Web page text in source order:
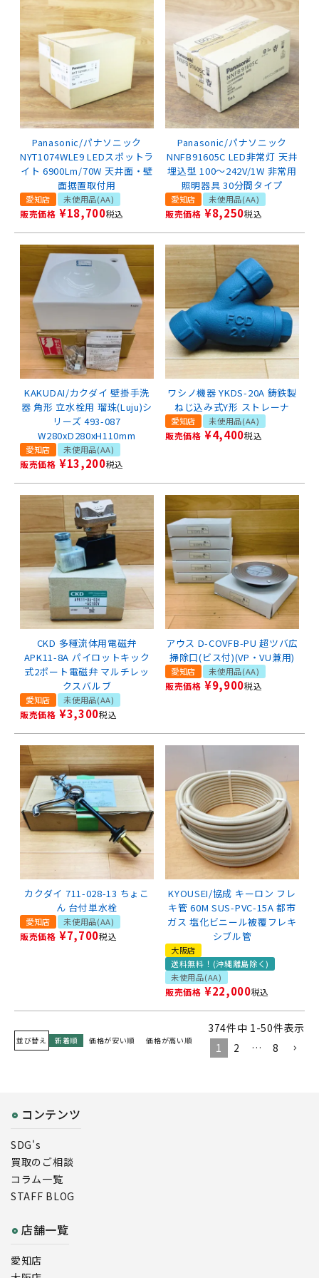
Panasonic/パナソニック
NYT1074WLE9 LEDスポットラ
イト 6900Lm/70W 天井面・壁
面据置取付用
愛知店 未使用品(AA)
販売価格 ¥18,700税込
Panasonic/パナソニック
NNFB91605C LED非常灯 天井
埋込型 100～242V/1W 非常用
照明器具 30分間タイプ
愛知店 未使用品(AA)
販売価格 ¥8,250税込
KAKUDAI/カクダイ 壁掛手洗
器 角形 立水栓用 瑠珠(Luju)シ
リーズ 493-087
W280xD280xH110mm
愛知店 未使用品(AA)
販売価格 ¥13,200税込
ワシノ機器 YKDS-20A 鋳鉄製
ねじ込み式Y形 ストレーナ
愛知店 未使用品(AA)
販売価格 ¥4,400税込
CKD 多種流体用電磁弁
APK11-8A パイロットキック
式2ポート電磁弁 マルチレッ
クスバルブ
愛知店 未使用品(AA)
販売価格 ¥3,300税込
アウス D-COVFB-PU 超ツバ広
掃除口(ビス付)(VP・VU兼用)
愛知店 未使用品(AA)
販売価格 ¥9,900税込
カクダイ 711-028-13 ちょこ
ん 台付単水栓
愛知店 未使用品(AA)
販売価格 ¥7,700税込
KYOUSEI/協成 キーロン フレ
キ管 60M SUS-PVC-15A 都市
ガス 塩化ビニール被覆フレキ
シブル管
大阪店
送料無料！(沖縄離島除く)
未使用品(AA)
販売価格 ¥22,000税込
並び替え 新着順 価格が安い順 価格が高い順
374件中 1 -50件表示
1
2 … 8
コンテンツ
SDG's
買取のご相談
コラム一覧
STAFF BLOG
店舗一覧
愛知店